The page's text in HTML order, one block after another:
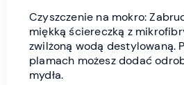
Czyszczenie na mokro:
miękką ściereczką z
zwilżoną wodą destylowaną.
plamach możesz dodać
mydła.